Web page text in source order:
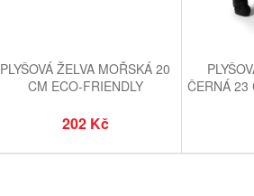
PLYŠOVÁ ŽELVA MOŘSKÁ 20
CM ECO-FRIENDLY
202 Kč
ČERNÁ 23